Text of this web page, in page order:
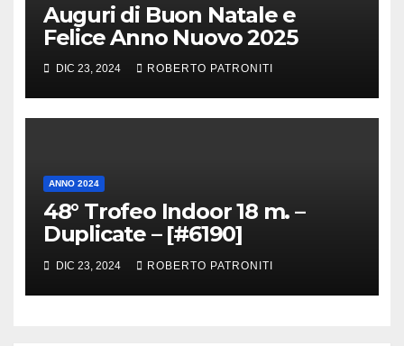
Auguri di Buon Natale e
Felice Anno Nuovo 2025
DIC 23, 2024 ROBERTO PATRONITI
ANNO 2024
48° Trofeo Indoor 18 m. –
Duplicate – [#6190]
DIC 23, 2024 ROBERTO PATRONITI